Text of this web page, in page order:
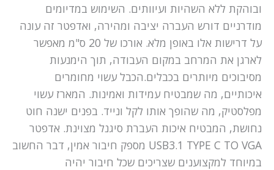
ובוהקת ללא השהיות ועיוותים. השימוש במדיומים
מודרניים דורש העברה יציבה ומהירה, ואדפטר זה עונה
על דרישות אלו באופן מלא. אורכו של 20 ס"מ מאפשר
לארגן את המרחב במקום העבודה, תוך הימנעות
מסיבוכים מיותרים בכבלים.הכבל עשוי מחומרים
איכותיים, מה שמבטיח עמידות ואמינות. המארז עשוי
מפלסטיק, מה שהופך אותו לקל ונייד. בפנים ישנה חוט
נחושת, המבטיח איכות העברת סיגנל מצוינת. אדפטר
USB3.1 TYPE C TO VGA מספק חיבור אמין, דבר החשוב
במיוחד למקצוענים שצריכים שכל חיבור יהיה